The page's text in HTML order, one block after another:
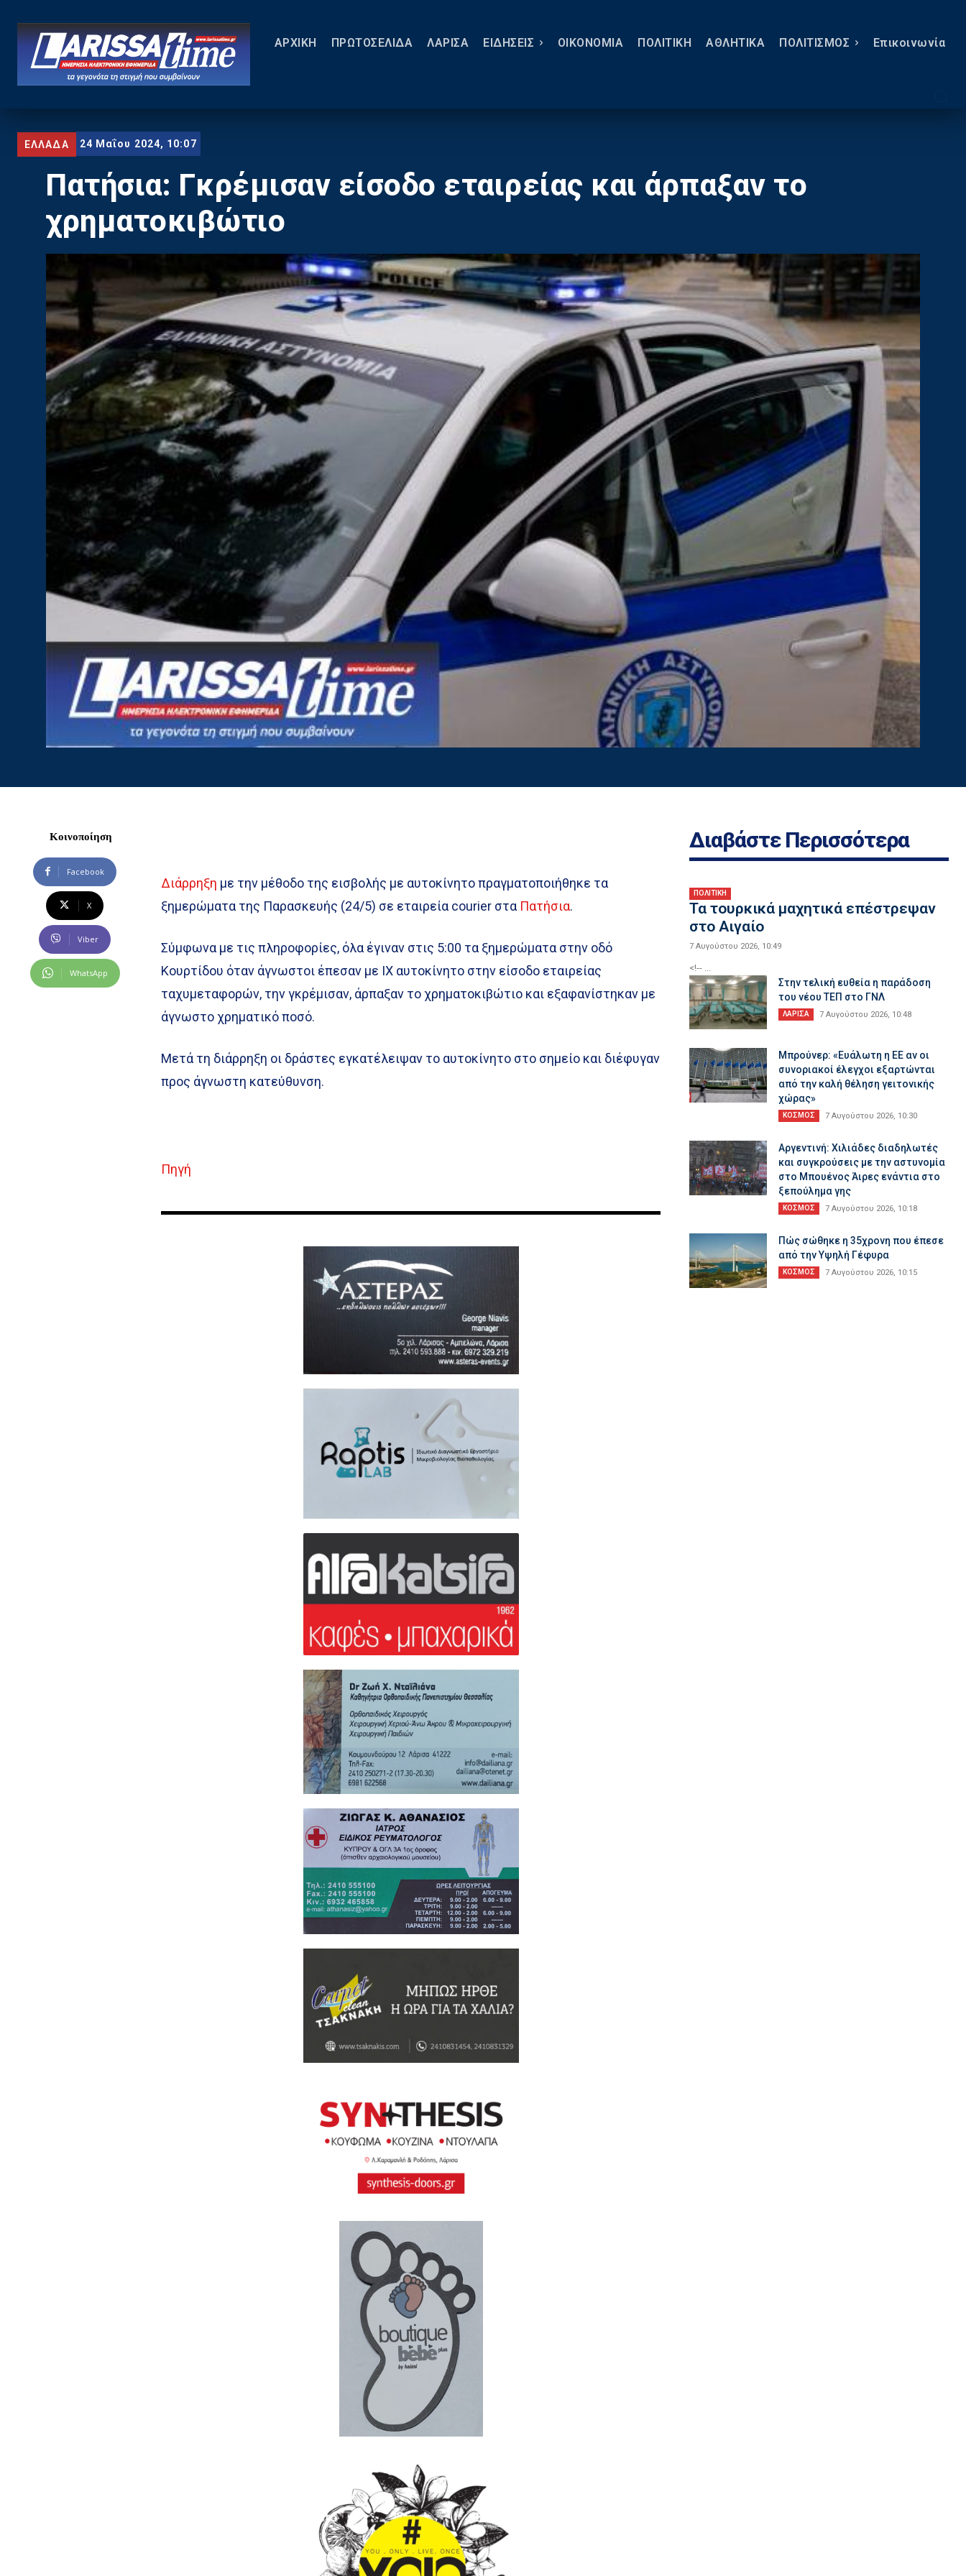
ΑΡΧΙΚΗ ΠΡΩΤΟΣΕΛΙΔΑ ΛΑΡΙΣΑ ΕΙΔΗΣΕΙΣ ΟΙΚΟΝΟΜΙΑ ΠΟΛΙΤΙΚΗ ΑΘΛΗΤΙΚΑ ΠΟΛΙΤΙΣΜΟΣ Eπικοινωνία
ΕΛΛΑΔΑ 24 Μαΐου 2024, 10:07
Πατήσια: Γκρέμισαν είσοδο εταιρείας και άρπαξαν το
χρηματοκιβώτιο
Κοινοποίηση
Facebook
X
Viber
WhatsApp
Διάρρηξη με την μέθοδο της εισβολής με αυτοκίνητο πραγματοποιήθηκε τα
ξημερώματα της Παρασκευής (24/5) σε εταιρεία courier στα Πατήσια.
Σύμφωνα με τις πληροφορίες, όλα έγιναν στις 5:00 τα ξημερώματα στην οδό
Κουρτίδου όταν άγνωστοι έπεσαν με ΙΧ αυτοκίνητο στην είσοδο εταιρείας
ταχυμεταφορών, την γκρέμισαν, άρπαξαν το χρηματοκιβώτιο και εξαφανίστηκαν με
άγνωστο χρηματικό ποσό.
Μετά τη διάρρηξη οι δράστες εγκατέλειψαν το αυτοκίνητο στο σημείο και διέφυγαν
προς άγνωστη κατεύθυνση.
Πηγή
Διαβάστε Περισσότερα
ΠΟΛΙΤΙΚΗ
Τα τουρκικά μαχητικά επέστρεψαν
στο Αιγαίο
7 Αυγούστου 2026, 10:49
<!-- ...
Στην τελική ευθεία η παράδοση
του νέου ΤΕΠ στο ΓΝΛ
ΛΑΡΙΣΑ 7 Αυγούστου 2026, 10:48
Μπρούνερ: «Ευάλωτη η ΕΕ αν οι
συνοριακοί έλεγχοι εξαρτώνται
από την καλή θέληση γειτονικής
χώρας»
ΚΟΣΜΟΣ 7 Αυγούστου 2026, 10:30
Αργεντινή: Χιλιάδες διαδηλωτές
και συγκρούσεις με την αστυνομία
στο Μπουένος Άιρες ενάντια στο
ξεπούλημα γης
ΚΟΣΜΟΣ 7 Αυγούστου 2026, 10:18
Πώς σώθηκε η 35χρονη που έπεσε
από την Υψηλή Γέφυρα
ΚΟΣΜΟΣ 7 Αυγούστου 2026, 10:15